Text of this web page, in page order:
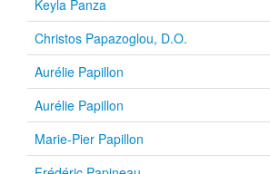
Keyla Panza
Christos Papazoglou, D.O.
Aurélie Papillon
Aurélie Papillon
Marie-Pier Papillon